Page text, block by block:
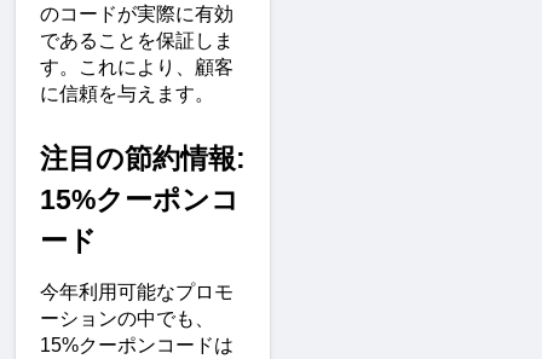
のコードが実際に有効
であることを保証しま
す。これにより、顧客
に信頼を与えます。
注目の節約情報:
15%クーポンコ
ード
今年利用可能なプロモ
ーションの中でも、
15%クーポンコードは